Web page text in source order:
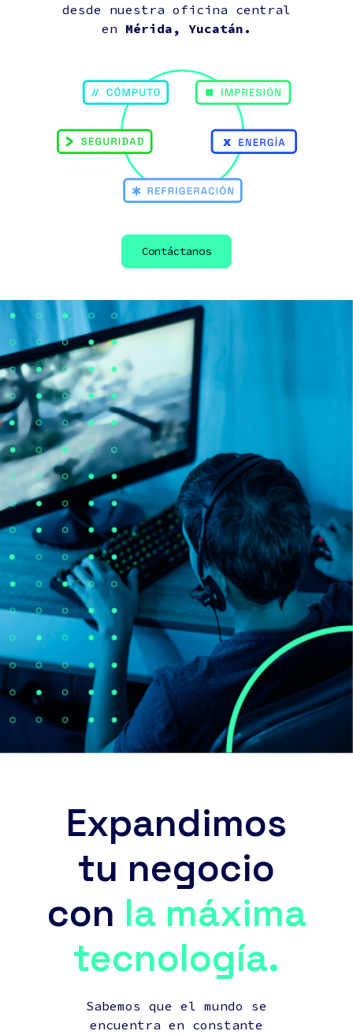
desde nuestra oficina central
en Mérida, Yucatán.
Contáctanos
Expandimos
tu negocio
con la máxima
tecnología.
Sabemos que el mundo se
encuentra en constante